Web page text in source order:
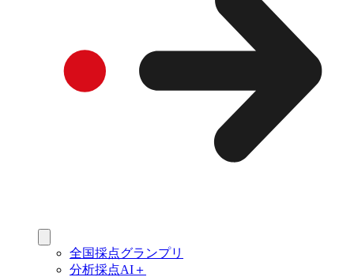
全国採点グランプリ
分析採点AI＋